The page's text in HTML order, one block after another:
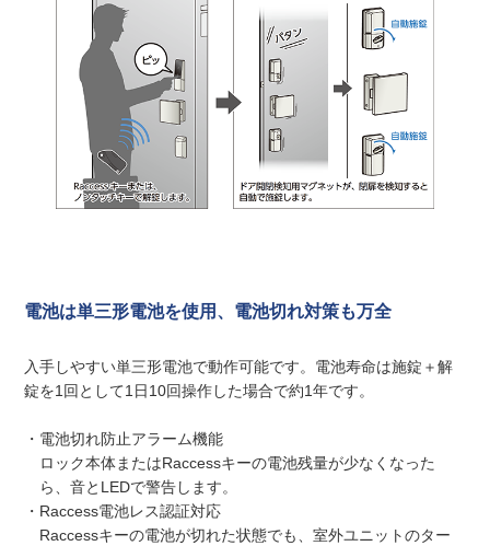
電池は単三形電池を使用、電池切れ対策も万全
入手しやすい単三形電池で動作可能です。電池寿命は施錠＋解
錠を1回として1日10回操作した場合で約1年です。
・電池切れ防止アラーム機能
ロック本体またはRaccessキーの電池残量が少なくなった
ら、音とLEDで警告します。
・Raccess電池レス認証対応
Raccessキーの電池が切れた状態でも、室外ユニットのター